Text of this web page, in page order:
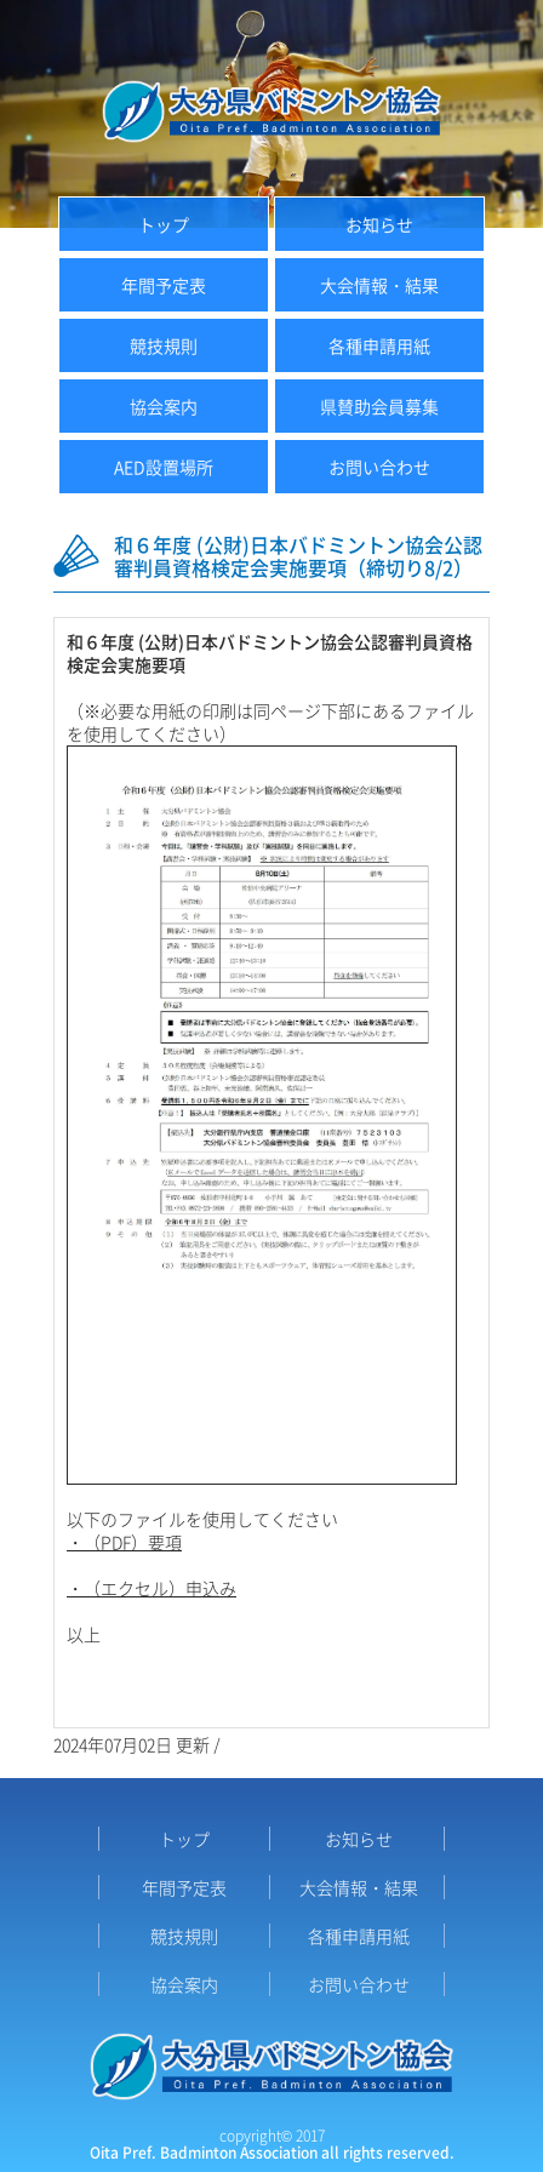
トップ お知らせ
年間予定表 大会情報・結果
競技規則 各種申請用紙
協会案内 県賛助会員募集
AED設置場所 お問い合わせ
和６年度 (公財)日本バドミントン協会公認
審判員資格検定会実施要項（締切り8/2）
和６年度 (公財)日本バドミントン協会公認審判員資格
検定会実施要項
（※必要な用紙の印刷は同ページ下部にあるファイル
を使用してください）
以下のファイルを使用してください
・（PDF）要項
・（エクセル）申込み
以上
2024年07月02日 更新 /
トップ
お知らせ
年間予定表
大会情報・結果
競技規則
各種申請用紙
協会案内
お問い合わせ
copyright© 2017
Oita Pref. Badminton Association all rights reserved.